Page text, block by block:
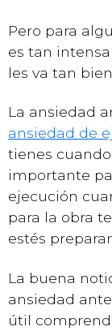
Pero para
es tan
les va tan
La ansiedad
ansiedad de
tienes
importante
ejecución
para la obra
estés
La buena
ansiedad
útil